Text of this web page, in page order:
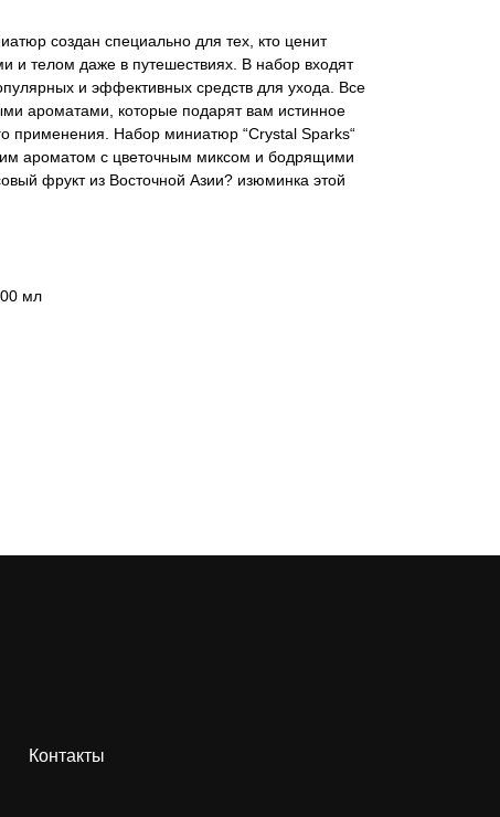
создан специально для тех, кто ценит
и телом даже в путешествиях. В набор входят
и эффективных средств для ухода. Все
ароматами, которые подарят вам истинное
применения. Набор миниатюр “Crystal Sparks“
ароматом с цветочным миксом и бодрящими
фрукт из Восточной Азии? изюминка этой
мл
Контакты